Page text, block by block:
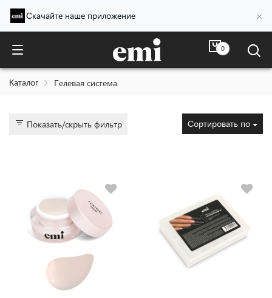
Скачайте наше приложение ×
0
Гелевая система
Каталог Гелевая система
Показать/скрыть фильтр Сортировать по